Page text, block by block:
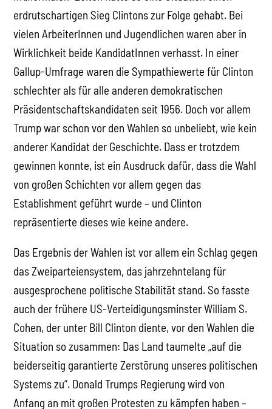
erdrutschartigen Sieg Clintons zur Folge gehabt. Bei
vielen ArbeiterInnen und Jugendlichen waren aber in
Wirklichkeit beide KandidatInnen verhasst. In einer
Gallup-Umfrage waren die Sympathiewerte für Clinton
schlechter als für alle anderen demokratischen
Präsidentschaftskandidaten seit 1956. Doch vor allem
Trump war schon vor den Wahlen so unbeliebt, wie kein
anderer Kandidat der Geschichte. Dass er trotzdem
gewinnen konnte, ist ein Ausdruck dafür, dass die Wahl
von großen Schichten vor allem gegen das
Establishment geführt wurde – und Clinton
repräsentierte dieses wie keine andere.
Das Ergebnis der Wahlen ist vor allem ein Schlag gegen
das Zweiparteiensystem, das jahrzehntelang für
ausgesprochene politische Stabilität stand. So fasste
auch der frühere US-Verteidigungsminster William S.
Cohen, der unter Bill Clinton diente, vor den Wahlen die
Situation so zusammen: Das Land taumelte „auf die
beiderseitig garantierte Zerstörung unseres politischen
Systems zu“. Donald Trumps Regierung wird von
Anfang an mit großen Protesten zu kämpfen haben –